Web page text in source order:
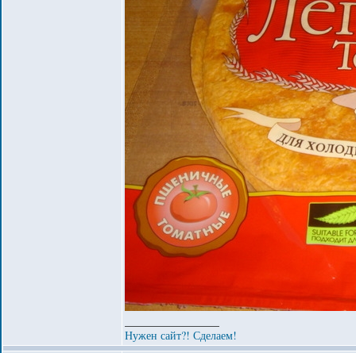
Нужен сайт?! Сделаем!